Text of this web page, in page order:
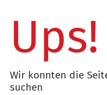
Ups!
Wir konnten die
suchen